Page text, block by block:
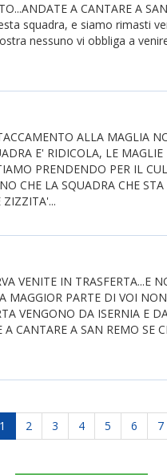
A CANTARE A
squadra, e siamo rimasti
nessuno vi obbliga a
ALLA MAGLIA
E' RIDICOLA, LE
PRENDENDO PER IL
CHE LA SQUADRA CHE
ZIZZITA'...
VENITE IN TRASFERTA...E
MAGGIOR PARTE DI VOI
VENGONO DA ISERNIA E
CANTARE A SAN REMO SE
1 2 3 4 5 6 7